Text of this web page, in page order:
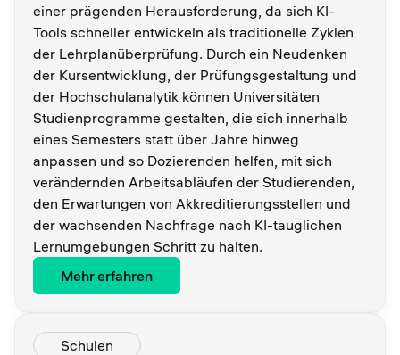
einer prägenden Herausforderung, da sich KI-
Tools schneller entwickeln als traditionelle Zyklen
der Lehrplanüberprüfung. Durch ein Neudenken
der Kursentwicklung, der Prüfungsgestaltung und
der Hochschulanalytik können Universitäten
Studienprogramme gestalten, die sich innerhalb
eines Semesters statt über Jahre hinweg
anpassen und so Dozierenden helfen, mit sich
verändernden Arbeitsabläufen der Studierenden,
den Erwartungen von Akkreditierungsstellen und
der wachsenden Nachfrage nach KI-tauglichen
Lernumgebungen Schritt zu halten.
Mehr erfahren
Schulen